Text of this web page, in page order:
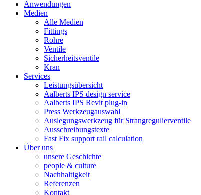
Anwendungen
Medien
Alle Medien
Fittings
Rohre
Ventile
Sicherheitsventile
Kran
Services
Leistungsübersicht
Aalberts IPS design service
Aalberts IPS Revit plug-in
Press Werkzeugauswahl
Auslegungswerkzeug für Strangregulierventile
Ausschreibungstexte
Fast Fix support rail calculation
Über uns
unsere Geschichte
people & culture
Nachhaltigkeit
Referenzen
Kontakt